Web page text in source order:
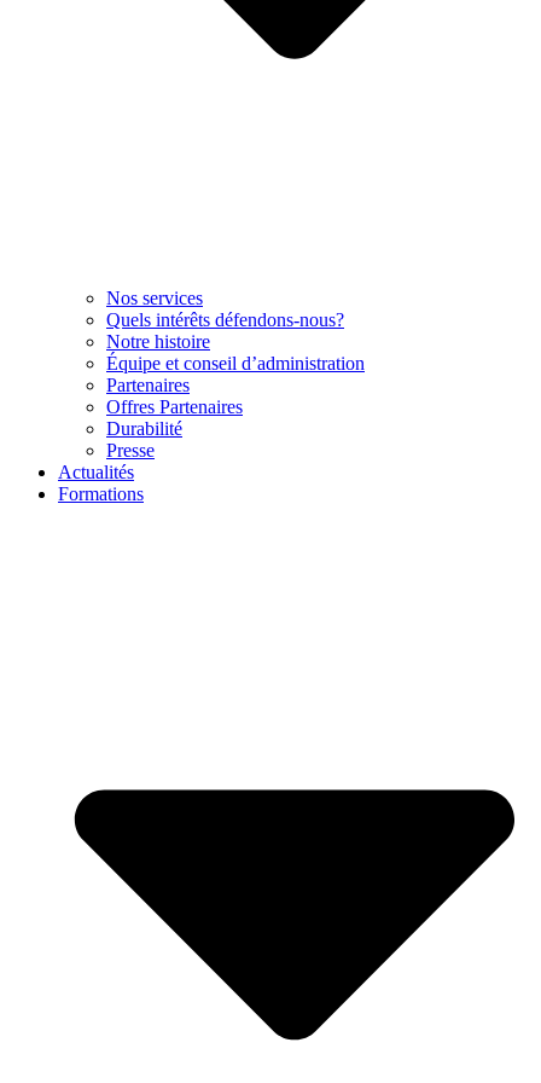
Nos services
Quels intérêts défendons-nous?
Notre histoire
Équipe et conseil d’administration
Partenaires
Offres Partenaires
Durabilité
Presse
Actualités
Formations